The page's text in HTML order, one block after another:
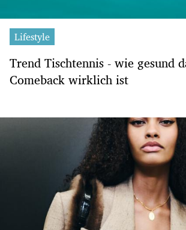
Lifestyle
Trend Tischtennis - wie gesund
Comeback wirklich ist